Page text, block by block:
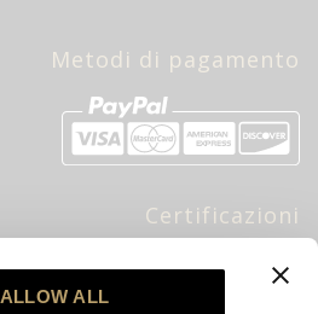
ALLOW ALL
Metodi di pagamento
Certificazioni